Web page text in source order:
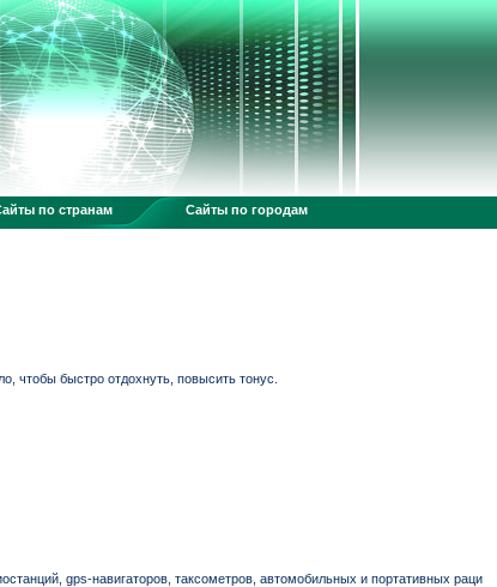
по странам Сайты по городам
чтобы быстро отдохнуть, повысить тонус.
gps-навигаторов, таксометров, автомобильных и портативных раци